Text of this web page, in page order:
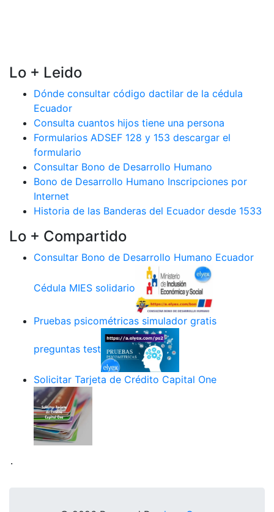
Lo + Leido
Dónde consultar código dactilar de la cédula
Ecuador
Consulta cuantos hijos tiene una persona
Formularios ADSEF 128 y 153 descargar el
formulario
Consultar Bono de Desarrollo Humano
Bono de Desarrollo Humano Inscripciones por
Internet
Historia de las Banderas del Ecuador desde 1533
Lo + Compartido
Consultar Bono de Desarrollo Humano Ecuador
Cédula MIES solidario
Pruebas psicométricas simulador gratis
preguntas test
Solicitar Tarjeta de Crédito Capital One
.